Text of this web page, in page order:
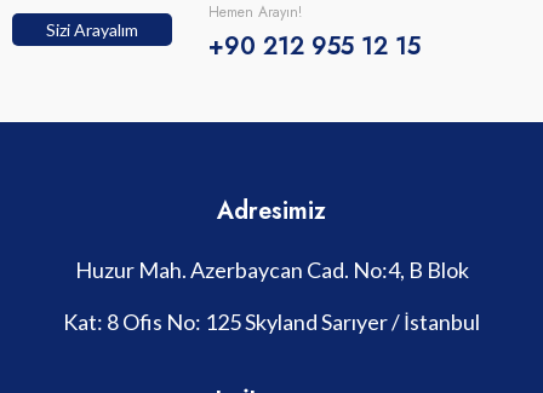
Sizi Arayalım
Hemen Arayın!
+90 212 955 12 15
Adresimiz
Huzur Mah. Azerbaycan Cad. No:4, B Blok
Kat: 8 Ofis No: 125 Skyland Sarıyer / İstanbul